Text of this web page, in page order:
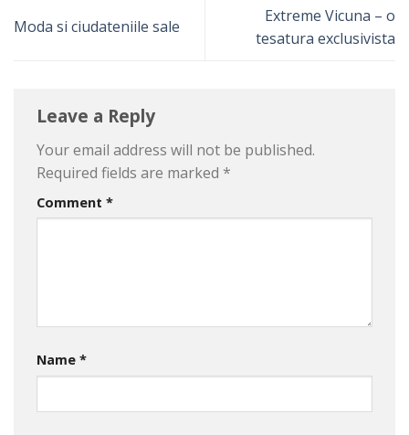
Moda si ciudateniile sale
Extreme Vicuna – o
tesatura exclusivista
Leave a Reply
Your email address will not be published.
Required fields are marked *
Comment *
Name *